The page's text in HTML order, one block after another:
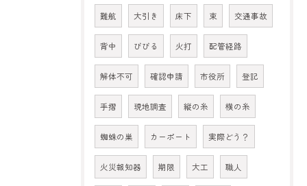
難航 大引き 床下 束 交通事故
背中 びびる 火打 配管経路
解体不可 確認申請 市役所 登記
手摺 現地調査 縦の糸 横の糸
蜘蛛の巣 カーポート 実際どう？
火災報知器 期限 大工 職人